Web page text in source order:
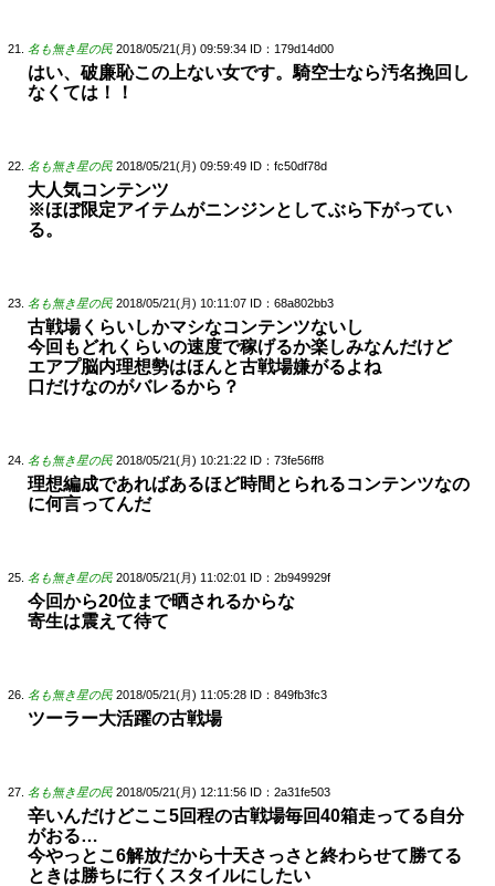
名も無き星の民 2018/05/21(月) 09:59:34 ID：179d14d00
はい、破廉恥この上ない女です。騎空士なら汚名挽回し
なくては！！
名も無き星の民 2018/05/21(月) 09:59:49 ID：fc50df78d
大人気コンテンツ
※ほぼ限定アイテムがニンジンとしてぶら下がってい
る。
名も無き星の民 2018/05/21(月) 10:11:07 ID：68a802bb3
古戦場くらいしかマシなコンテンツないし
今回もどれくらいの速度で稼げるか楽しみなんだけど
エアプ脳内理想勢はほんと古戦場嫌がるよね
口だけなのがバレるから？
名も無き星の民 2018/05/21(月) 10:21:22 ID：73fe56ff8
理想編成であればあるほど時間とられるコンテンツなの
に何言ってんだ
名も無き星の民 2018/05/21(月) 11:02:01 ID：2b949929f
今回から20位まで晒されるからな
寄生は震えて待て
名も無き星の民 2018/05/21(月) 11:05:28 ID：849fb3fc3
ツーラー大活躍の古戦場
名も無き星の民 2018/05/21(月) 12:11:56 ID：2a31fe503
辛いんだけどここ5回程の古戦場毎回40箱走ってる自分
がおる…
今やっとこ6解放だから十天さっさと終わらせて勝てる
ときは勝ちに行くスタイルにしたい